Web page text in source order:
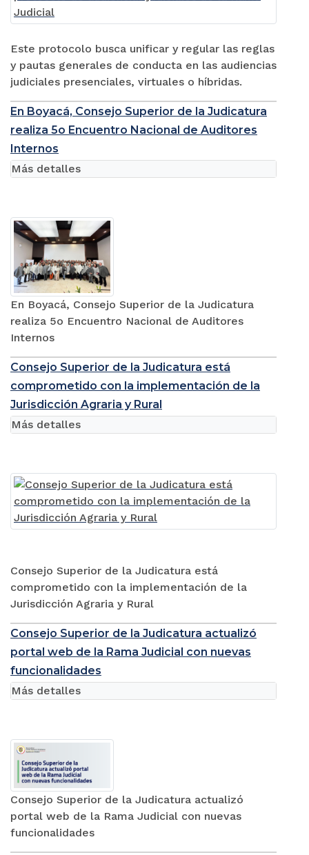
Este protocolo busca unificar y regular las reglas
y pautas generales de conducta en las audiencias
judiciales presenciales, virtuales o híbridas.
En Boyacá, Consejo Superior de la Judicatura
realiza 5o Encuentro Nacional de Auditores
Internos
En Boyacá, Consejo Superior de la Judicatura
realiza 5o Encuentro Nacional de Auditores
Internos
Más detalles
Consejo Superior de la Judicatura está
comprometido con la implementación de la
Jurisdicción Agraria y Rural
Consejo Superior de la Judicatura está
comprometido con la implementación de la
Jurisdicción Agraria y Rural
Más detalles
Consejo Superior de la Judicatura actualizó
portal web de la Rama Judicial con nuevas
funcionalidades
Consejo Superior de la Judicatura actualizó
portal web de la Rama Judicial con nuevas
funcionalidades
Más detalles